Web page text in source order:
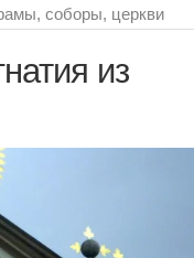
соборы, церкви
из